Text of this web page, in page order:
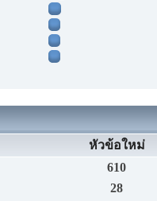
หัวข้อใหม่
610
28